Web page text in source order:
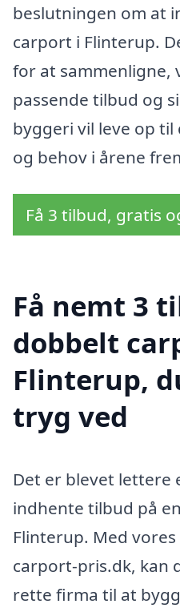
beslutningen om at
carport i Flinterup.
for at sammenligne,
passende tilbud og
byggeri vil leve op
og behov i årene
Få 3 tilbud, gratis
Få nemt 3
dobbelt
Flinterup,
tryg ved
Det er blevet lettere
indhente tilbud på
Flinterup. Med
carport-pris.dk, kan
rette firma til at